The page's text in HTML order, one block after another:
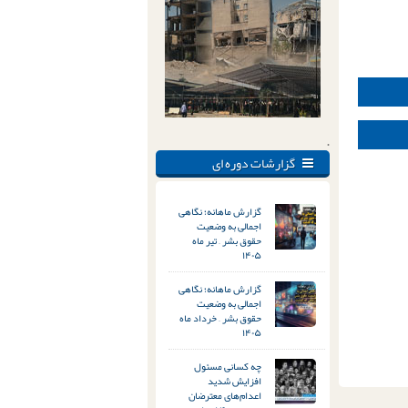
.
گزارشات دوره ای
گزارش ماهانه؛ نگاهی
اجمالی به وضعیت
حقوق بشر – تیر ماه
۱۴۰۵
گزارش ماهانه؛ نگاهی
اجمالی به وضعیت
حقوق بشر – خرداد ماه
۱۴۰۵
چه کسانی مسئول
افزایش شدید
اعدام‌های معترضان